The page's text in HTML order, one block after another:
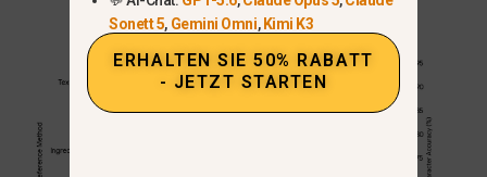
Sonett 5, Gemini Omni,Kimi K3
ERHALTEN SIE 50% RABATT
- JETZT STARTEN